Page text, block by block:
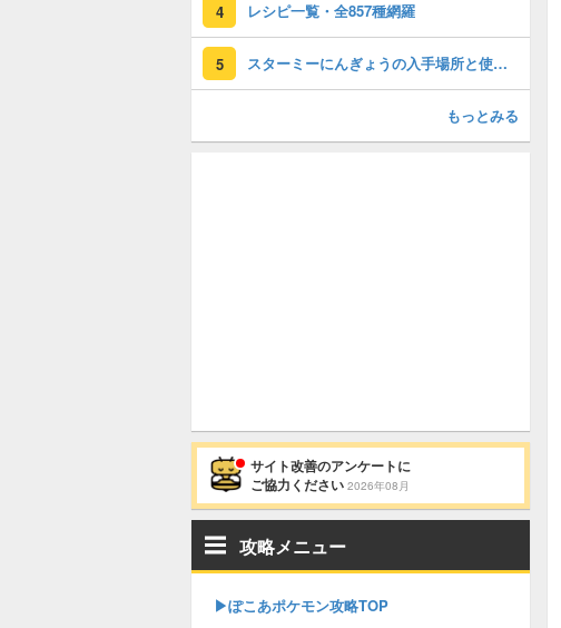
4 レシピ一覧・全857種網羅
5 スターミーにんぎょうの入手場所と使い道
もっとみる
サイト改善のアンケートに
ご協力ください 2026年08月
攻略メニュー
▶︎ぽこあポケモン攻略TOP